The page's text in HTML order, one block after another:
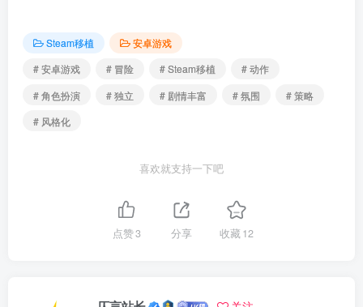
Steam移植
安卓游戏
# 安卓游戏
# 冒险 # Steam移植
# 动作
# 角色扮演
# 独立 # 剧情丰富 # 氛围
# 策略
# 风格化
喜欢就支持一下吧
点赞3 分享 收藏12